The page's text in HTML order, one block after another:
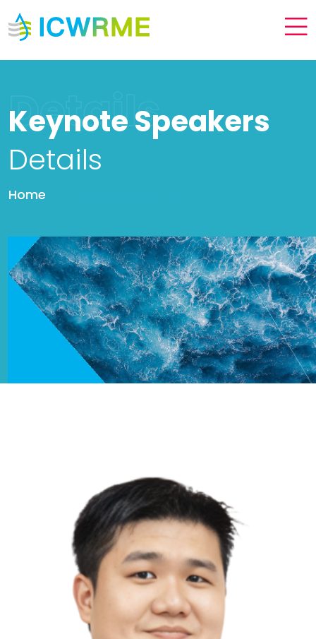
Details
Keynote Speakers
Details
Home